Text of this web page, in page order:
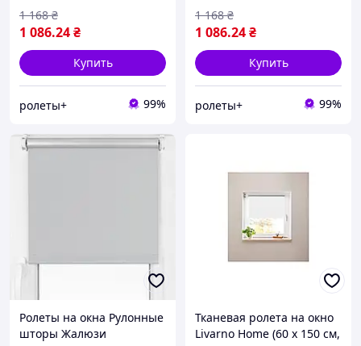
1 086.24₴
1 168 ₴
Купить
ролеты+ 99%
1 086.24₴
1 168 ₴
Купить
ролеты+ 99%
Ролеты на окна Рулонные
шторы Жалюзи
Тканевая ролета на окно
Livarno Home (60 x 150 см,